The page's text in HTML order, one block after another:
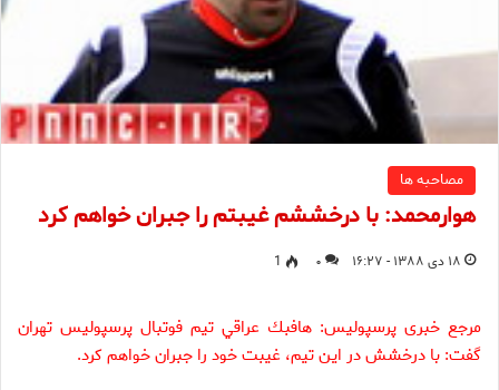
مصاحبه ها
هوارمحمد: با درخششم غیبتم را جبران خواهم کرد
۱۸ دی ۱۳۸۸ - ۱۶:۲۷ ۰ 1
مرجع خبری پرسپولیس: هافبك عراقي تيم فوتبال پرسپوليس تهران
گفت: با درخشش در اين تيم، غيبت خود را جبران خواهم كرد.